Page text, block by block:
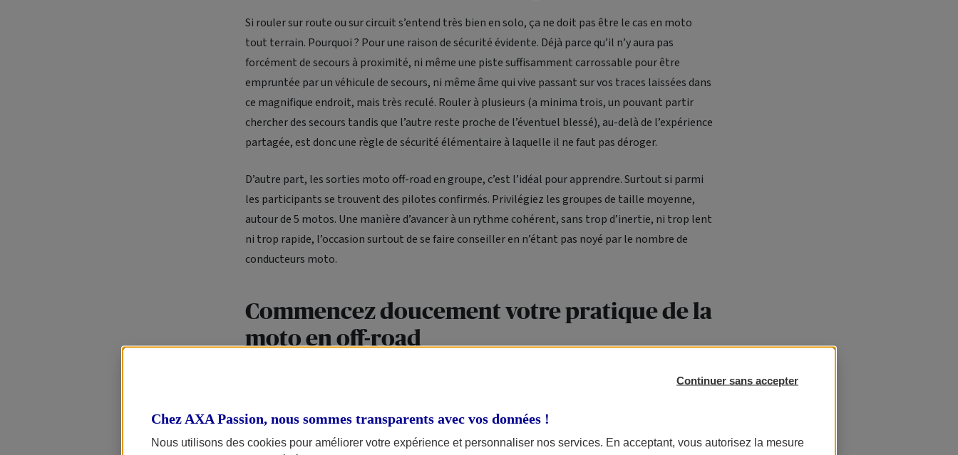
Continuer sans accepter
Chez AXA Passion, nous sommes transparents avec vos données !
Nous utilisons des cookies pour améliorer votre expérience et personnaliser nos services. En acceptant, vous autorisez la mesure
Si rouler sur route ou sur circuit s’entend très bien en solo, ça ne doit pas être le cas en moto
tout terrain. Pourquoi ? Pour une raison de sécurité évidente. Déjà parce qu’il n’y aura pas
forcément de secours à proximité, ni même une piste suffisamment carrossable pour être
empruntée par un véhicule de secours, ni même âme qui vive passant sur vos traces laissées dans
ce magnifique endroit, mais très reculé. Rouler à plusieurs (a minima trois, un pouvant partir
chercher des secours tandis que l’autre reste proche de l’éventuel blessé), au-delà de l’expérience
partagée, est donc une règle de sécurité élémentaire à laquelle il ne faut pas déroger.
D’autre part, les sorties moto off-road en groupe, c’est l’idéal pour apprendre. Surtout si parmi
les participants se trouvent des pilotes confirmés. Privilégiez les groupes de taille moyenne,
autour de 5 motos. Une manière d’avancer à un rythme cohérent, sans trop d’inertie, ni trop lent
ni trop rapide, l’occasion surtout de se faire conseiller en n’étant pas noyé par le nombre de
conducteurs moto.
Commencez doucement votre pratique de la
moto en off-road
Si vous partez de zéro, sans expérience de la moto tout terrain, et sans grande expérience tout
temps ou 4-temps fera très bien l’affaire et si on parle de 2-temps, ce sera forcément de